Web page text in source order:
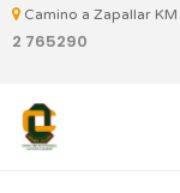
Camino a Zapallar
2 765290